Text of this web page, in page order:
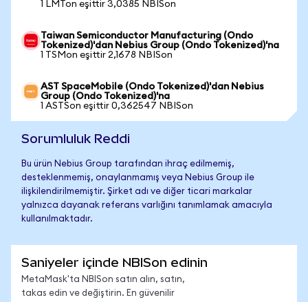
1 LMTon eşittir 3,0385 NBISon
Taiwan Semiconductor Manufacturing (Ondo
Tokenized)'dan Nebius Group (Ondo Tokenized)'na
1 TSMon eşittir 2,1678 NBISon
AST SpaceMobile (Ondo Tokenized)'dan Nebius
Group (Ondo Tokenized)'na
1 ASTSon eşittir 0,362547 NBISon
Sorumluluk Reddi
Bu ürün Nebius Group tarafından ihraç edilmemiş,
desteklenmemiş, onaylanmamış veya Nebius Group ile
ilişkilendirilmemiştir. Şirket adı ve diğer ticari markalar
yalnızca dayanak referans varlığını tanımlamak amacıyla
kullanılmaktadır.
Saniyeler içinde NBISon edinin
MetaMask'ta NBISon satın alın, satın,
takas edin ve değiştirin. En güvenilir